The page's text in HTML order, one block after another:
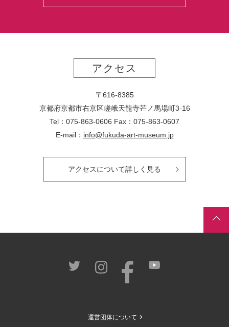
アクセス
〒616-8385
京都府京都市右京区嵯峨天龍寺芒ノ馬場町3-16
Tel：075-863-0606 Fax：075-863-0607
E-mail： info@fukuda-art-museum.jp
アクセスについて詳しく見る
運営団体について